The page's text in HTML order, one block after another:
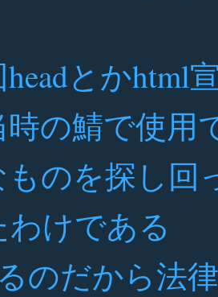
とかhtml
の鯖で使用
のを探し回
けである
のだから法